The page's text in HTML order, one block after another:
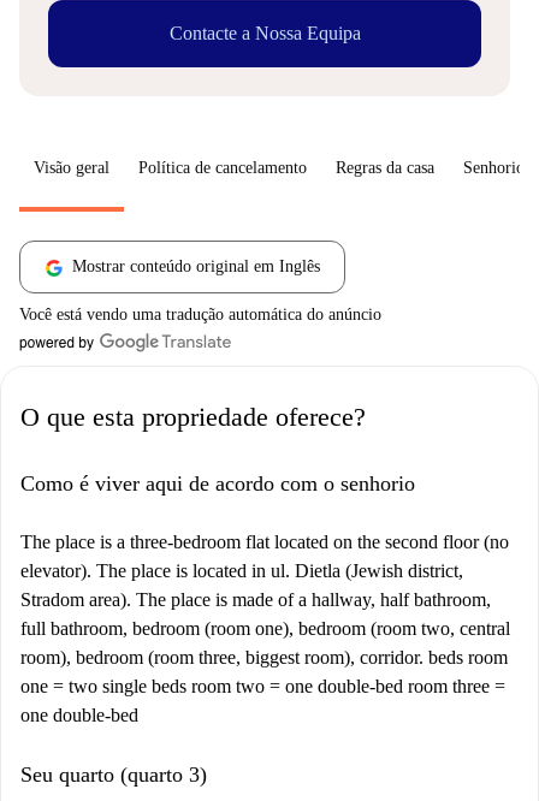
Contacte a Nossa Equipa
Visão geral Política de cancelamento Regras da casa Senhorio
Mostrar conteúdo original em Inglês
Você está vendo uma tradução automática do anúncio
O que esta propriedade oferece?
Como é viver aqui de acordo com o senhorio
The place is a three-bedroom flat located on the second floor (no
elevator). The place is located in ul. Dietla (Jewish district,
Stradom area). The place is made of a hallway, half bathroom,
full bathroom, bedroom (room one), bedroom (room two, central
room), bedroom (room three, biggest room), corridor. beds room
one = two single beds room two = one double-bed room three =
one double-bed
Seu quarto (quarto 3)